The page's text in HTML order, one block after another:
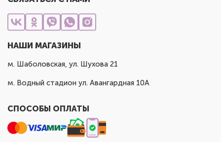
НАШИ МАГАЗИНЫ
м. Шаболовская, ул. Шухова 21
м. Водный стадион ул. Авангардная 10А
СПОСОБЫ ОПЛАТЫ